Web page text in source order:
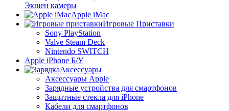
Экшен камеры
Apple iMac
Игровые Приставки
Sony PlayStation
Valve Steam Deck
Nintendo SWITCH
Apple iPhone Б/У
Аксессуары
Аксессуары Apple
Зарядные устройства для смартфонов
Защитные стекла для iPhone
Кабели для смартфонов